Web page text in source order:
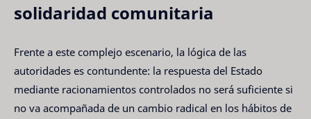
solidaridad comunitaria
Frente a este complejo escenario, la lógica de las
autoridades es contundente: la respuesta del Estado
mediante racionamientos controlados no será suficiente si
no va acompañada de un cambio radical en los hábitos de